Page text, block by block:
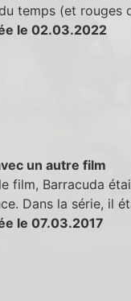
temps (et rouges
le 02.03.2022
un autre film
film, Barracuda
Dans la série, il
le 07.03.2017